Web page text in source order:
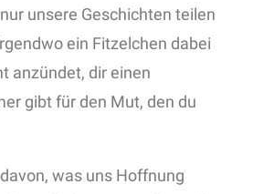
unsere Geschichten teilen
ein Fitzelchen dabei
anzündet, dir einen
gibt für den Mut, den du
was uns Hoffnung